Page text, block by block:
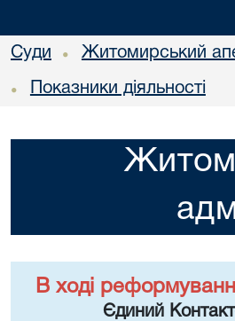
Суди • Житомирський
• Показники діяльності
В ході
Єдиний